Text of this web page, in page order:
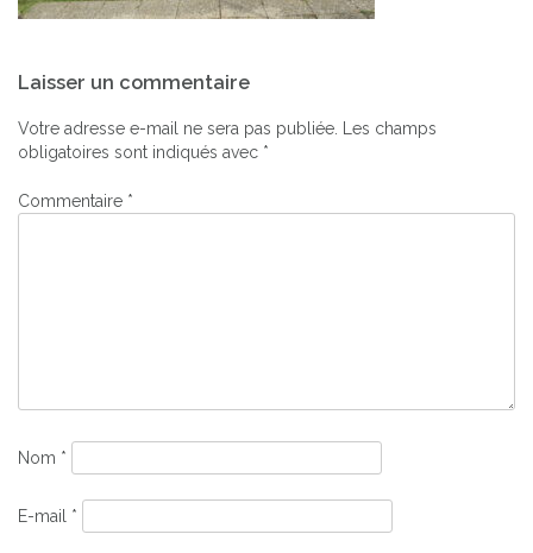
de
l’article
Laisser un commentaire
Votre adresse e-mail ne sera pas publiée. Les champs
obligatoires sont indiqués avec *
Commentaire *
Nom *
E-mail *